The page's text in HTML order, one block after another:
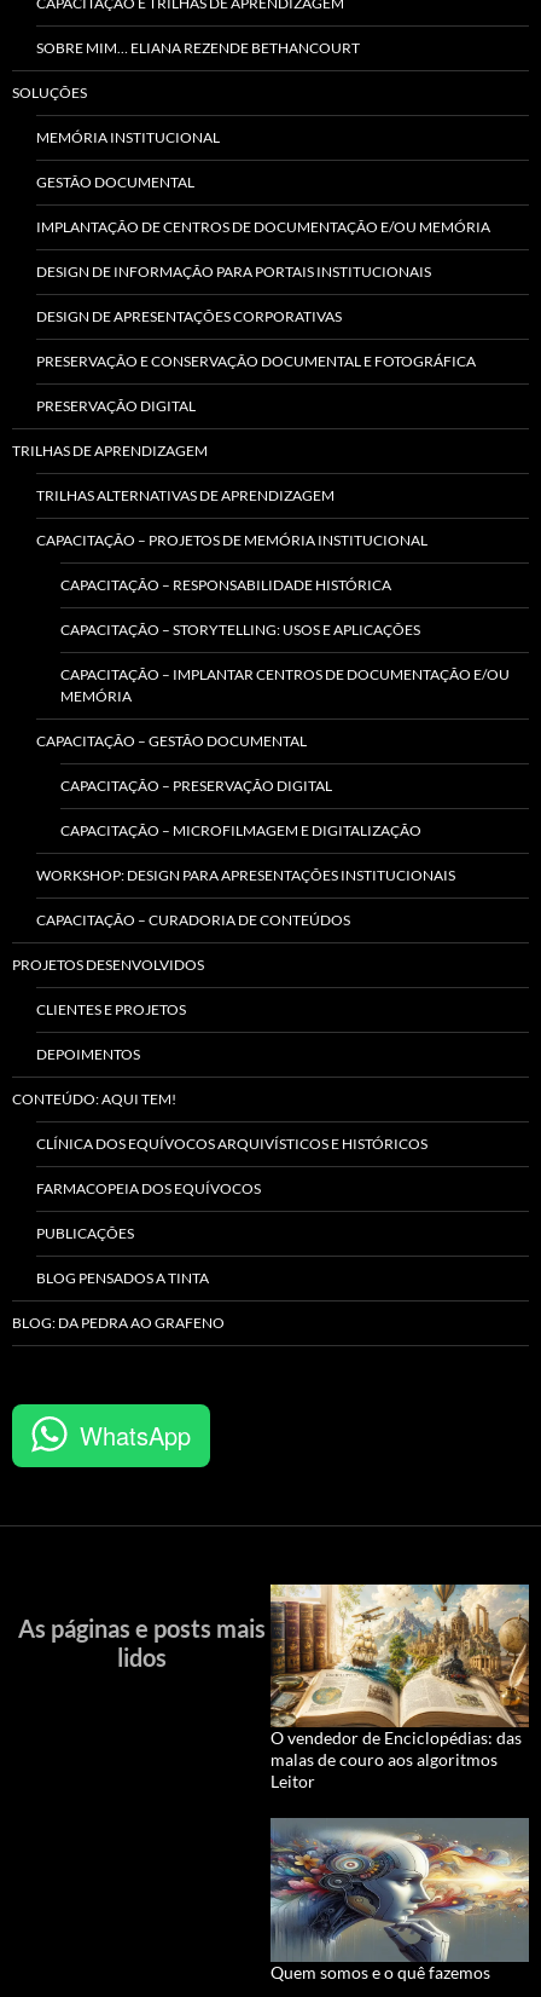
SOBRE MIM… ELIANA REZENDE BETHANCOURT
SOLUÇÕES
MEMÓRIA INSTITUCIONAL
GESTÃO DOCUMENTAL
IMPLANTAÇÃO DE CENTROS DE DOCUMENTAÇÃO E/OU MEMÓRIA
DESIGN DE INFORMAÇÃO PARA PORTAIS INSTITUCIONAIS
DESIGN DE APRESENTAÇÕES CORPORATIVAS
PRESERVAÇÃO E CONSERVAÇÃO DOCUMENTAL E FOTOGRÁFICA
PRESERVAÇÃO DIGITAL
TRILHAS DE APRENDIZAGEM
TRILHAS ALTERNATIVAS DE APRENDIZAGEM
CAPACITAÇÃO – PROJETOS DE MEMÓRIA INSTITUCIONAL
CAPACITAÇÃO – RESPONSABILIDADE HISTÓRICA
CAPACITAÇÃO – STORYTELLING: USOS E APLICAÇÕES
CAPACITAÇÃO – IMPLANTAR CENTROS DE DOCUMENTAÇÃO E/OU
MEMÓRIA
CAPACITAÇÃO – GESTÃO DOCUMENTAL
CAPACITAÇÃO – PRESERVAÇÃO DIGITAL
CAPACITAÇÃO – MICROFILMAGEM E DIGITALIZAÇÃO
WORKSHOP: DESIGN PARA APRESENTAÇÕES INSTITUCIONAIS
CAPACITAÇÃO – CURADORIA DE CONTEÚDOS
PROJETOS DESENVOLVIDOS
CLIENTES E PROJETOS
DEPOIMENTOS
CONTEÚDO: AQUI TEM!
CLÍNICA DOS EQUÍVOCOS ARQUIVÍSTICOS E HISTÓRICOS
FARMACOPEIA DOS EQUÍVOCOS
PUBLICAÇÕES
BLOG PENSADOS A TINTA
BLOG: DA PEDRA AO GRAFENO
WhatsApp
As páginas e posts mais
lidos
O vendedor de Enciclopédias: das
malas de couro aos algoritmos
Leitor
Quem somos e o quê fazemos